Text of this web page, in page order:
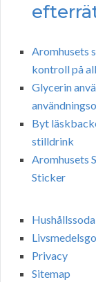
Aromhusets
kontroll på
Glycerin
Byt
stilldrink
Aromhusets
Sticker
Privacy
Sitemap